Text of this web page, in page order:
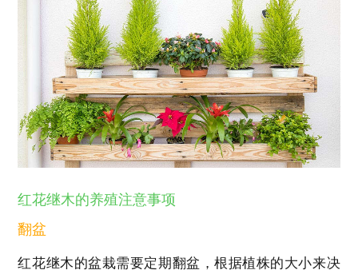
红花继木的养殖注意事项
翻盆
红花继木的盆栽需要定期翻盆，根据植株的大小来决